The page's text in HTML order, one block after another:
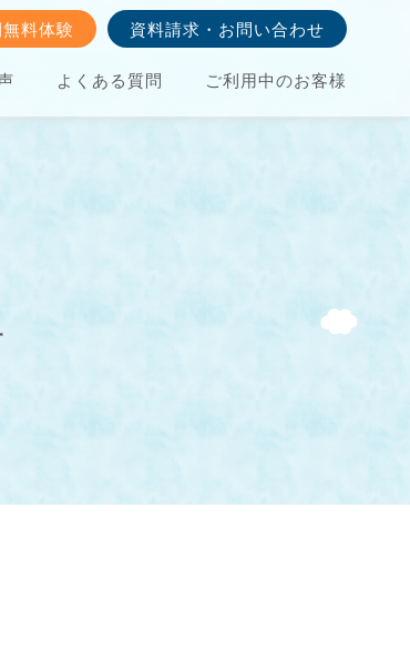
よくある質問 ご利用中のお客様
料体験 資料請求・お問い合わせ